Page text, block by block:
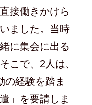
接働きかけら
ました。当時
に集会に出る
こで、2人は、
の経験を踏ま
」を要請しま